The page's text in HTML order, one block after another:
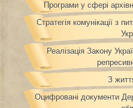
Програми у сфері
Стратегія комунікації з
Реалізація Закону
З
Оцифровані документи